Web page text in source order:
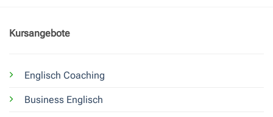
Kursangebote
Englisch Coaching
Business Englisch